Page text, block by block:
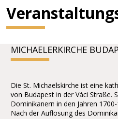
MICHAELERKIRCHE
Die St. Michaelskirche ist eine
von Budapest in der Váci Straße.
Dominikanern in den Jahren
Nach der Auflösung des